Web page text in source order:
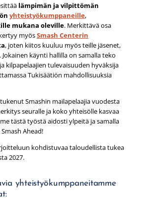
lämpimän ja vilpittömän
yhteistyökumppaneille,
mukana oleville. Merkittävä osa
myösSmash Centerin
, joten kiitos kuuluu myös teille jäsenet,
käynti hallilla on samalla teko
kilpapelaajien tulevaisuuden hyväksija
Tukisäätiön mahdollisuuksia
Smashin mailapelaajia vuodesta
seuralle ja koko yhteisölle kasvaa
tästä työstä aidosti ylpeitä ja samalla
Ahead!
kohdistuvaa taloudellista tukea
2027.
yhteistyökumppaneitamme